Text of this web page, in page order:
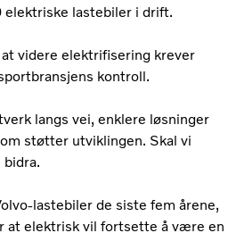
elektriske lastebiler i drift.
videre elektrifisering krever
kontroll.
langs vei, enklere løsninger
støtter utviklingen. Skal vi
bidra.
lastebiler de siste fem årene,
at elektrisk vil fortsette å være en